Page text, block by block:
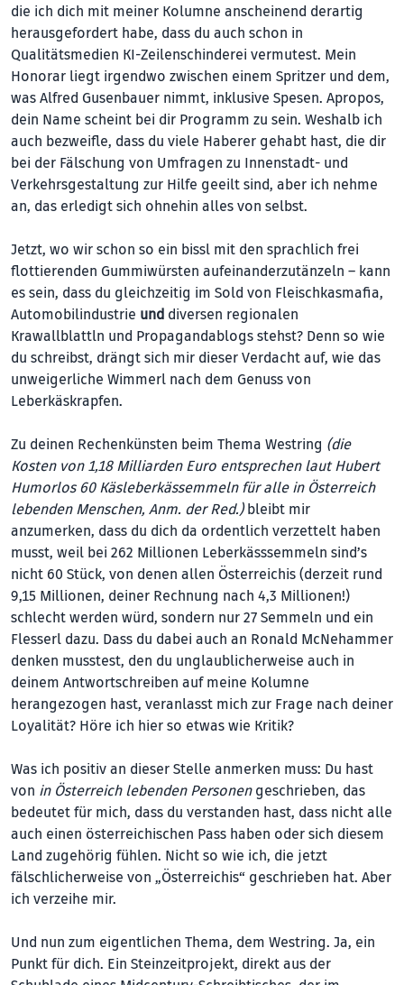
die ich dich mit meiner Kolumne anscheinend derartig
herausgefordert habe, dass du auch schon in
Qualitätsmedien KI-Zeilenschinderei vermutest. Mein
Honorar liegt irgendwo zwischen einem Spritzer und dem,
was Alfred Gusenbauer nimmt, inklusive Spesen. Apropos,
dein Name scheint bei dir Programm zu sein. Weshalb ich
auch bezweifle, dass du viele Haberer gehabt hast, die dir
bei der Fälschung von Umfragen zu Innenstadt- und
Verkehrsgestaltung zur Hilfe geeilt sind, aber ich nehme
an, das erledigt sich ohnehin alles von selbst.
Jetzt, wo wir schon so ein bissl mit den sprachlich frei
flottierenden Gummiwürsten aufeinanderzutänzeln – kann
es sein, dass du gleichzeitig im Sold von Fleischkasmafia,
Automobilindustrie und diversen regionalen
Krawallblattln und Propagandablogs stehst? Denn so wie
du schreibst, drängt sich mir dieser Verdacht auf, wie das
unweigerliche Wimmerl nach dem Genuss von
Leberkäskrapfen.
Zu deinen Rechenkünsten beim Thema Westring (die
Kosten von 1,18 Milliarden Euro entsprechen laut Hubert
Humorlos 60 Käsleberkässemmeln für alle in Österreich
lebenden Menschen, Anm. der Red.)bleibt mir
anzumerken, dass du dich da ordentlich verzettelt haben
musst, weil bei 262 Millionen Leberkässsemmeln sind’s
nicht 60 Stück, von denen allen Österreichis (der­zeit rund
9,15 Millionen, deiner Rechnung nach 4,3 Millionen!)
schlecht werden würd, sondern nur 27 Semmeln und ein
Flesserl dazu. Dass du dabei auch an Ronald McNehammer
denken musstest, den du unglaublicherweise auch in
deinem Antwortschreiben auf meine Kolumne
herangezogen hast, veranlasst mich zur Frage nach deiner
Loyalität? Höre ich hier so etwas wie Kritik?
Was ich positiv an dieser Stelle anmerken muss: Du hast
von in Österreich lebenden Personengeschrieben, das
bedeutet für mich, dass du verstanden hast, dass nicht alle
auch einen österreichischen Pass haben oder sich diesem
Land zugehörig fühlen. Nicht so wie ich, die jetzt
fälschlicherweise von „Österreichis“ geschrieben hat. Aber
ich verzeihe mir.
Und nun zum eigentlichen Thema, dem Westring. Ja, ein
Punkt für dich. Ein Steinzeitprojekt, direkt aus der